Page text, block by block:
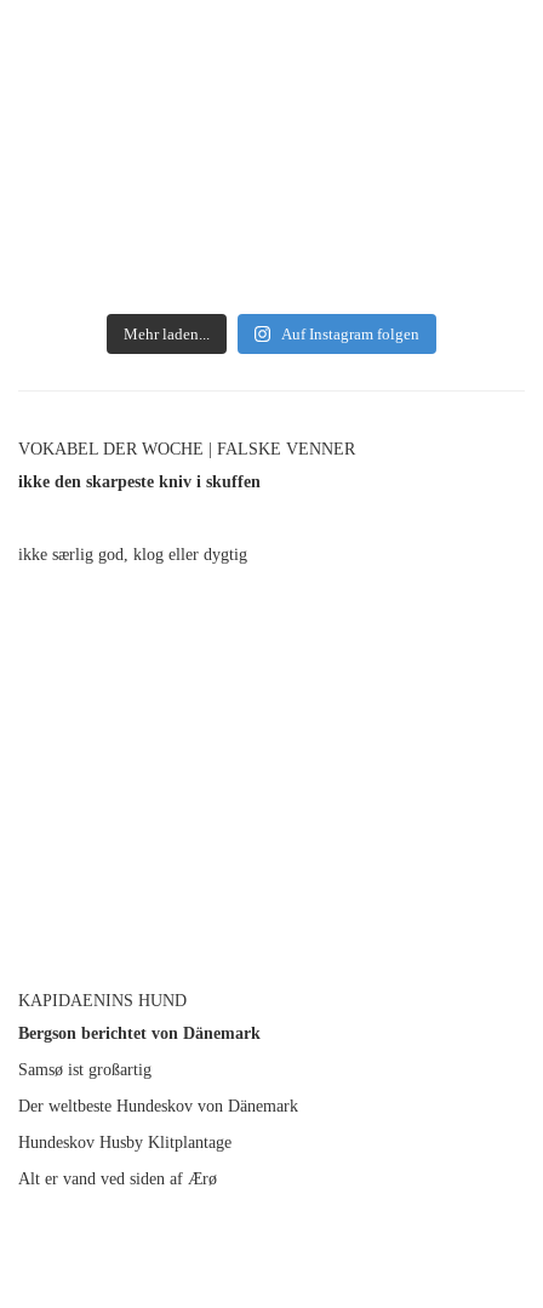
Mehr laden... Auf Instagram folgen
VOKABEL DER WOCHE | FALSKE VENNER
ikke den skarpeste kniv i skuffen
ikke særlig god, klog eller dygtig
KAPIDAENINS HUND
Bergson berichtet von Dänemark
Samsø ist großartig
Der weltbeste Hundeskov von Dänemark
Hundeskov Husby Klitplantage
Alt er vand ved siden af Ærø